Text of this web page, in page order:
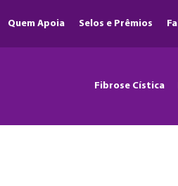
Quem Apoia Selos e Prêmios
Fibrose Cística